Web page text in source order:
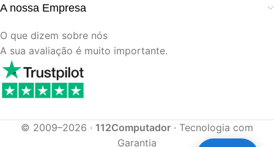
A nossa Empresa
O que dizem sobre nós
A sua avaliação é muito importante.
© 2009–2026 · 112Computador · Tecnologia com
Garantia